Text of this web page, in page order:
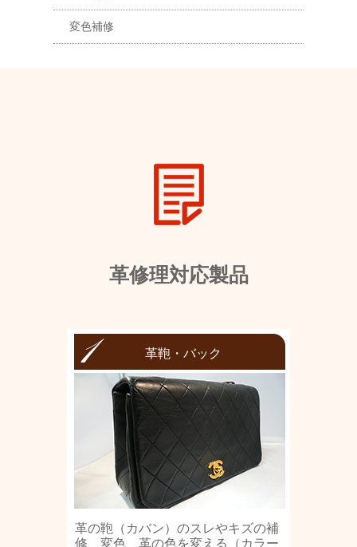
変色補修
革修理対応製品
革鞄・バック
革の鞄（カバン）のスレやキズの補
修、変色、革の色を変える（カラー